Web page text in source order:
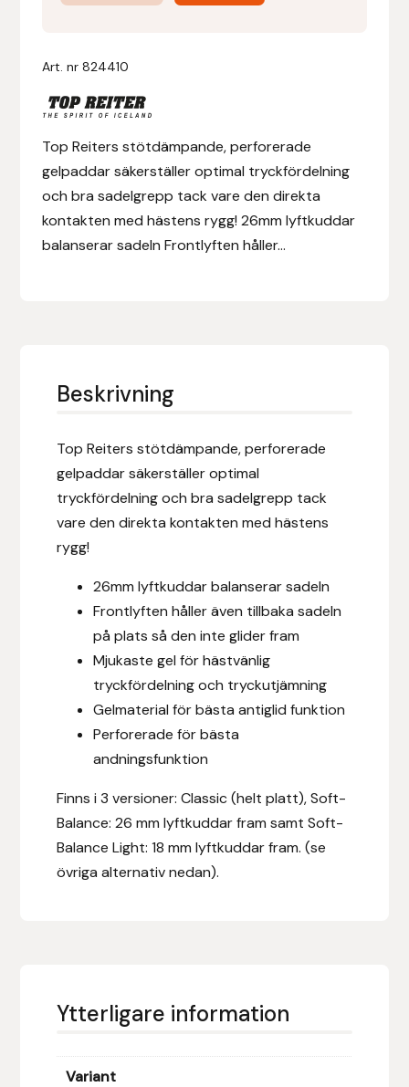
Soft
mängd
Art. nr824410
Top Reiters stötdämpande, perforerade
gelpaddar säkerställer optimal tryckfördelning
och bra sadelgrepp tack vare den direkta
kontakten med hästens rygg! 26mm lyftkuddar
balanserar sadeln Frontlyften håller...
Beskrivning
Top Reiters stötdämpande, perforerade
gelpaddar säkerställer optimal
tryckfördelning och bra sadelgrepp tack
vare den direkta kontakten med hästens
rygg!
26mm lyftkuddar balanserar sadeln
Frontlyften håller även tillbaka sadeln
på plats så den inte glider fram
Mjukaste gel för hästvänlig
tryckfördelning och tryckutjämning
Gelmaterial för bästa antiglid funktion
Perforerade för bästa
andningsfunktion
Finns i 3 versioner: Classic (helt platt), Soft-
Balance: 26 mm lyftkuddar fram samt Soft-
Balance Light: 18 mm lyftkuddar fram. (se
övriga alternativ nedan).
Ytterligare information
Variant
Dy’on
E.A. Mattes
Epona bokförlag
Equality Line
EQUES
Eric LeTixerant
Eskadron
Fákur Rideudstyr
Furminator
G Boots